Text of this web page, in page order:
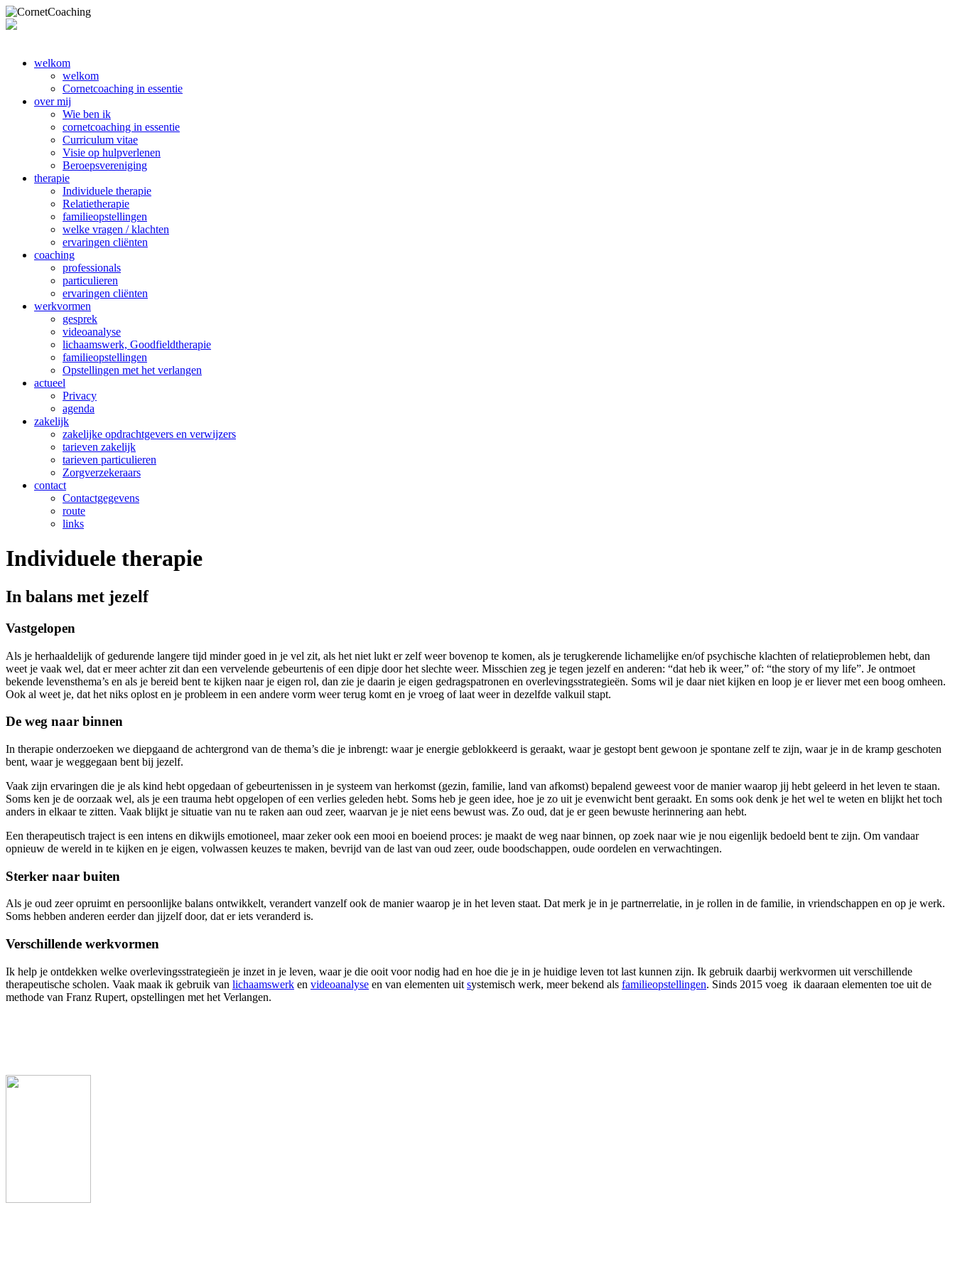
welkom
welkom
Cornetcoaching in essentie
over mij
Wie ben ik
cornetcoaching in essentie
Curriculum vitae
Visie op hulpverlenen
Beroepsvereniging
therapie
Individuele therapie
Relatietherapie
familieopstellingen
welke vragen / klachten
ervaringen cliënten
coaching
professionals
particulieren
ervaringen cliënten
werkvormen
gesprek
videoanalyse
lichaamswerk, Goodfieldtherapie
familieopstellingen
Opstellingen met het verlangen
actueel
Privacy
agenda
zakelijk
zakelijke opdrachtgevers en verwijzers
tarieven zakelijk
tarieven particulieren
Zorgverzekeraars
contact
Contactgegevens
route
links
Individuele therapie
In balans met jezelf
Vastgelopen
Als je herhaaldelijk of gedurende langere tijd minder goed in je vel zit, als het niet lukt er zelf weer bovenop te komen, als je terugkerende lichamelijke en/of psychische klachten of relatieproblemen hebt, dan
weet je vaak wel, dat er meer achter zit dan een vervelende gebeurtenis of een dipje door het slechte weer. Misschien zeg je tegen jezelf en anderen: “dat heb ik weer,” of: “the story of my life”. Je ontmoet
bekende levensthema’s en als je bereid bent te kijken naar je eigen rol, dan zie je daarin je eigen gedragspatronen en overlevingsstrategieën. Soms wil je daar niet kijken en loop je er liever met een boog omheen.
Ook al weet je, dat het niks oplost en je probleem in een andere vorm weer terug komt en je vroeg of laat weer in dezelfde valkuil stapt.
De weg naar binnen
In therapie onderzoeken we diepgaand de achtergrond van de thema’s die je inbrengt: waar je energie geblokkeerd is geraakt, waar je gestopt bent gewoon je spontane zelf te zijn, waar je in de kramp geschoten
bent, waar je weggegaan bent bij jezelf.
Vaak zijn ervaringen die je als kind hebt opgedaan of gebeurtenissen in je systeem van herkomst (gezin, familie, land van afkomst) bepalend geweest voor de manier waarop jij hebt geleerd in het leven te staan.
Soms ken je de oorzaak wel, als je een trauma hebt opgelopen of een verlies geleden hebt. Soms heb je geen idee, hoe je zo uit je evenwicht bent geraakt. En soms ook denk je het wel te weten en blijkt het toch
anders in elkaar te zitten. Vaak blijkt je situatie van nu te raken aan oud zeer, waarvan je je niet eens bewust was. Zo oud, dat je er geen bewuste herinnering aan hebt.
Een therapeutisch traject is een intens en dikwijls emotioneel, maar zeker ook een mooi en boeiend proces: je maakt de weg naar binnen, op zoek naar wie je nou eigenlijk bedoeld bent te zijn. Om vandaar
opnieuw de wereld in te kijken en je eigen, volwassen keuzes te maken, bevrijd van de last van oud zeer, oude boodschappen, oude oordelen en verwachtingen.
Sterker naar buiten
Als je oud zeer opruimt en persoonlijke balans ontwikkelt, verandert vanzelf ook de manier waarop je in het leven staat. Dat merk je in je partnerrelatie, in je rollen in de familie, in vriendschappen en op je werk.
Soms hebben anderen eerder dan jijzelf door, dat er iets veranderd is.
Verschillende werkvormen
Ik help je ontdekken welke overlevingsstrategieën je inzet in je leven, waar je die ooit voor nodig had en hoe die je in je huidige leven tot last kunnen zijn. Ik gebruik daarbij werkvormen uit verschillende
therapeutische scholen. Vaak maak ik gebruik van lichaamswerk en videoanalyse en van elementen uit systemisch werk, meer bekend als familieopstellingen. Sinds 2015 voeg ik daaraan elementen toe uit de
methode van Franz Rupert, opstellingen met het Verlangen.